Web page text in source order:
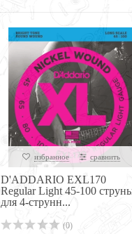
избранное сравнить
D'ADDARIO EXL170
Regular Light 45-100
для 4-струнн...
(0)